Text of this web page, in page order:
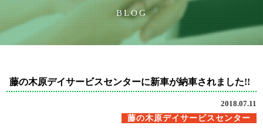
BLOG
藤の木原デイサービスセンターに新車が納車されました!!
2018.07.11
藤の木原デイサービスセンター